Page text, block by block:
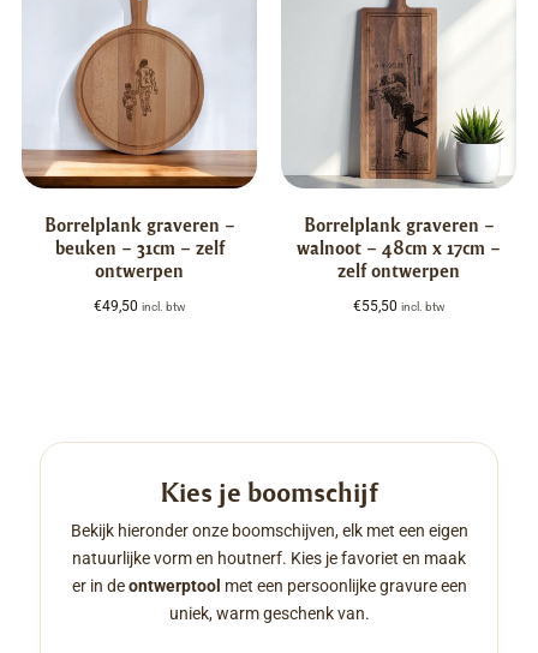
Borrelplank graveren –
beuken – 31cm – zelf
ontwerpen
€49,50 incl. btw
Borrelplank graveren –
walnoot – 48cm x 17cm –
zelf ontwerpen
€55,50 incl. btw
Kies je boomschijf
Bekijk hieronder onze boomschijven, elk met een eigen
natuurlijke vorm en houtnerf. Kies je favoriet en maak
er in deontwerptool met een persoonlijke gravure een
uniek, warm geschenk van.